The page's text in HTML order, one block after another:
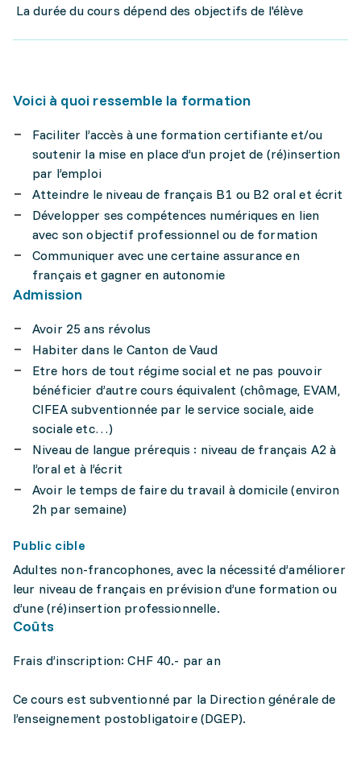
La durée du cours dépend des objectifs de l'élève
Voici à quoi ressemble la formation
Faciliter l’accès à une formation certifiante et/ou
soutenir la mise en place d’un projet de (ré)insertion
par l’emploi
Atteindre le niveau de français B1 ou B2 oral et écrit
Développer ses compétences numériques en lien
avec son objectif professionnel ou de formation
Communiquer avec une certaine assurance en
français et gagner en autonomie
Admission
Avoir 25 ans révolus
Habiter dans le Canton de Vaud
Etre hors de tout régime social et ne pas pouvoir
bénéficier d’autre cours équivalent (chômage, EVAM,
CIFEA subventionnée par le service sociale, aide
sociale etc…)
Niveau de langue prérequis : niveau de français A2 à
l’oral et à l’écrit
Avoir le temps de faire du travail à domicile (environ
2h par semaine)
Public cible
Adultes non-francophones, avec la nécessité d’améliorer
leur niveau de français en prévision d’une formation ou
d’une (ré)insertion professionnelle.
Coûts
Frais d’inscription: CHF 40.- par an
Ce cours est subventionné par la Direction générale de
l’enseignement postobligatoire (DGEP).